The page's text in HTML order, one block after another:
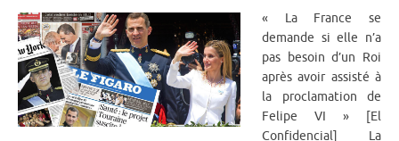
« La France se
demande si elle n’a
pas besoin d’un Roi
après avoir assisté à
la proclamation de
Felipe VI » [El
Confidencial] La